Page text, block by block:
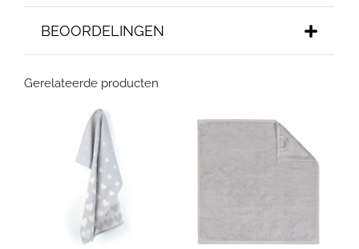
BEOORDELINGEN
Gerelateerde producten